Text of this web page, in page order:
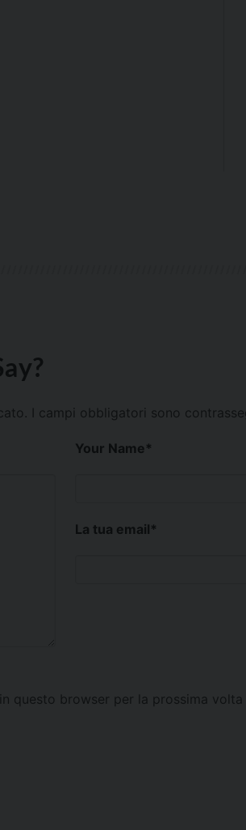
I campi obbligatori sono
Your Name*
La tua email*
questo browser per la prossima